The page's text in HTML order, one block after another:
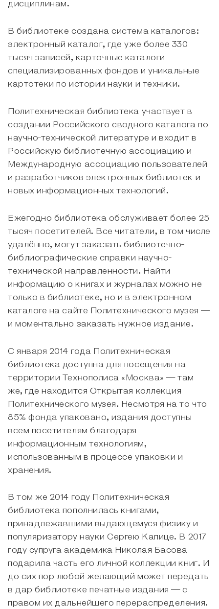
дисциплинам.
В библиотеке создана система каталогов:
электронный каталог, где уже более 330
тысяч записей, карточные каталоги
специализированных фондов и уникальные
картотеки по истории науки и техники.
Политехническая библиотека участвует в
создании Российского сводного каталога по
научно-технической литературе и входит в
Российскую библиотечную ассоциацию и
Международную ассоциацию пользователей
и разработчиков электронных библиотек и
новых информационных технологий.
Ежегодно библиотека обслуживает более 25
тысяч посетителей. Все читатели, в том числе
удалённо, могут заказать библиотечно-
библиографические справки научно-
технической направленности. Найти
информацию о книгах и журналах можно не
только в библиотеке, но и в электронном
каталоге на сайте Политехнического музея —
и моментально заказать нужное издание.
С января 2014 года Политехническая
библиотека доступна для посещения на
территории Технополиса «Москва» — там
же, где находится Открытая коллекция
Политехнического музея. Несмотря на то что
85% фонда упаковано, издания доступны
всем посетителям благодаря
информационным технологиям,
использованным в процессе упаковки и
хранения.
В том же 2014 году Политехническая
библиотека пополнилась книгами,
принадлежавшими выдающемуся физику и
популяризатору науки Сергею Капице. В 2017
году супруга академика Николая Басова
подарила часть его личной коллекции книг. И
до сих пор любой желающий может передать
в дар библиотеке печатные издания — с
правом их дальнейшего перераспределения.